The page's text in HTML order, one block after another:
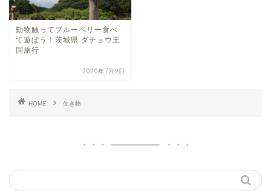
動物触ってブルーベリー食べ
て遊ぼう！茨城県 ダチョウ王
国旅行
2020年7月9日
HOME 生き物